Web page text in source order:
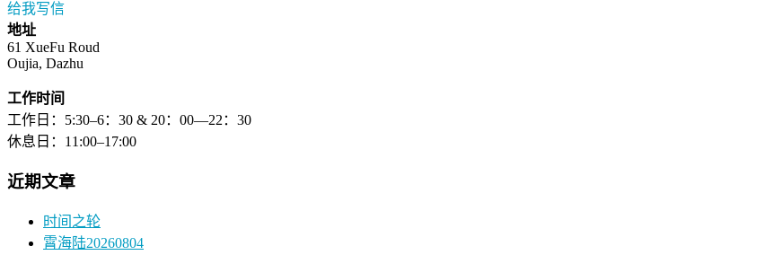
给我写信
地址
61 XueFu Roud
Oujia, Dazhu
工作时间
工作日：5:30–6：30 & 20：00—22：30
休息日：11:00–17:00
近期文章
时间之轮
霄海陆20260804